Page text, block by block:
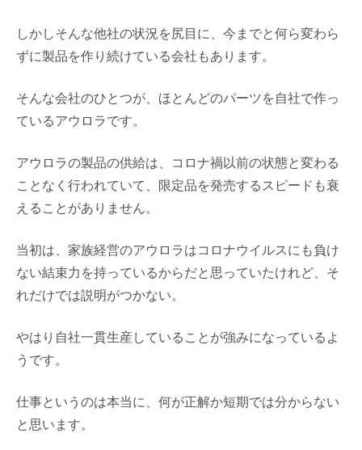
しかしそんな他社の状況を尻目に、今までと何ら変わら
ずに製品を作り続けている会社もあります。
そんな会社のひとつが、ほとんどのパーツを自社で作っ
ているアウロラです。
アウロラの製品の供給は、コロナ禍以前の状態と変わる
ことなく行われていて、限定品を発売するスピードも衰
えることがありません。
当初は、家族経営のアウロラはコロナウイルスにも負け
ない結束力を持っているからだと思っていたけれど、そ
れだけでは説明がつかない。
やはり自社一貫生産していることが強みになっているよ
うです。
仕事というのは本当に、何が正解か短期では分からない
と思います。